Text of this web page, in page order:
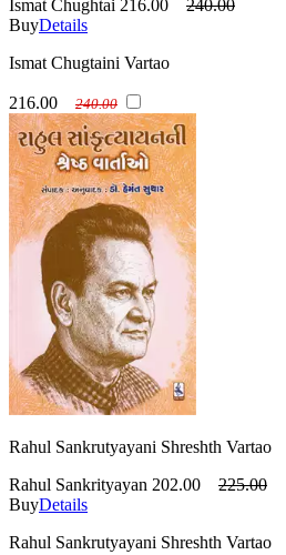
Ismat Chughtai 216.00
240.00
BuyDetails
Ismat Chugtaini Vartao
216.00 240.00
Rahul Sankrutyayani Shreshth Vartao
Rahul Sankrityayan 202.00
225.00
BuyDetails
Rahul Sankrutyayani Shreshth Vartao